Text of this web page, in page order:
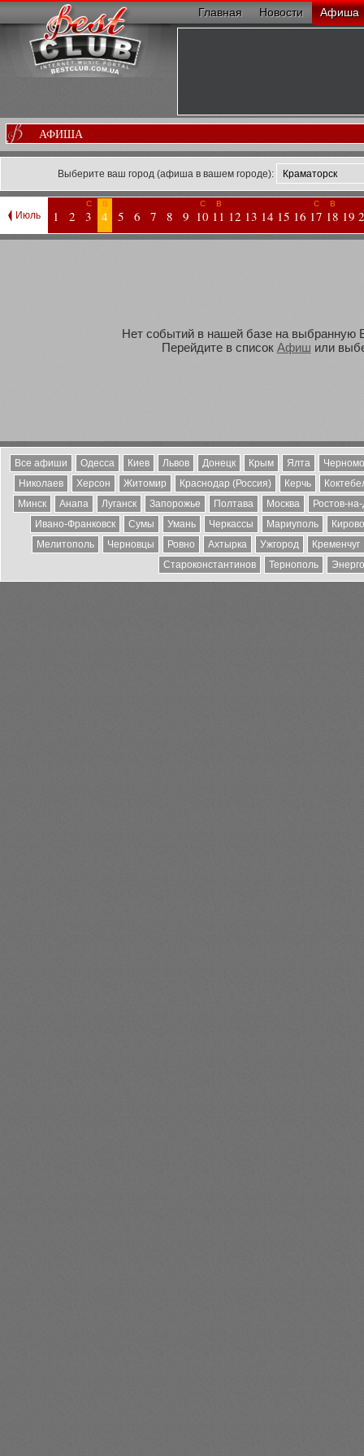
Главная Новости Афиша
АФИША
Выберите ваш город (афиша в вашем городе):
Июль 1 2
С
3
В
4 5 6 7 8 9
С
10
В
11 12 13 14 15 16
С
17
В
18 19
Нет событий в нашей базе на выбранную
Перейдите в список Афиш или
Все афиши Одесса Киев Львов Донецк Крым Ялта
Николаев
Херсон Житомир Краснодар (Россия) Керчь
Минск
Анапа Луганск Запорожье Полтава Москва
Ростов-
Ивано-Франковск
Сумы Умань Черкассы Мариуполь
Мелитополь
Черновцы Ровно Ахтырка Ужгород
Кременчуг
Староконстантинов
Тернополь